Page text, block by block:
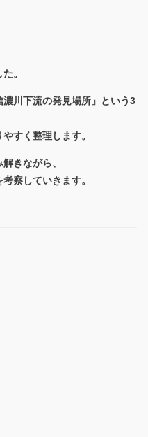
。
川下流の発見場所」という3
すく整理します。
きながら、
察していきます。